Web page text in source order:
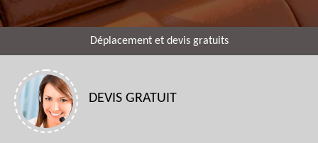
Déplacement et devis gratuits
DEVIS GRATUIT